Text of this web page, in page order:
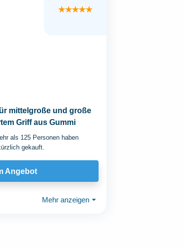
★★★★★
mittelgroße und große
Griff aus Gummi
als 125 Personen haben
gekauft.
Angebot
Mehr anzeigen ⏷